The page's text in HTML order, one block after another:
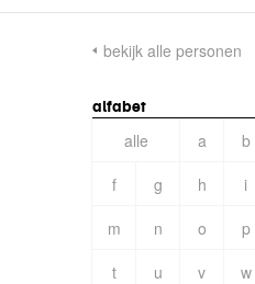
bekijk alle personen
alfabet
alle a b
f
g h i
m
n o p
t
u v w